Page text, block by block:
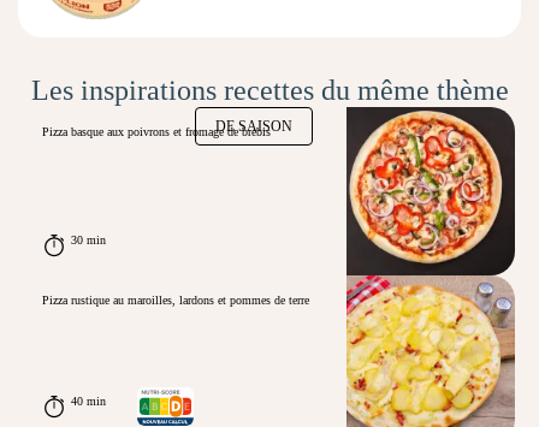
Les inspirations recettes du même thème
DE SAISON
Pizza basque aux poivrons et fromage de brebis
30 min
Pizza rustique au maroilles, lardons et pommes de terre
40 min